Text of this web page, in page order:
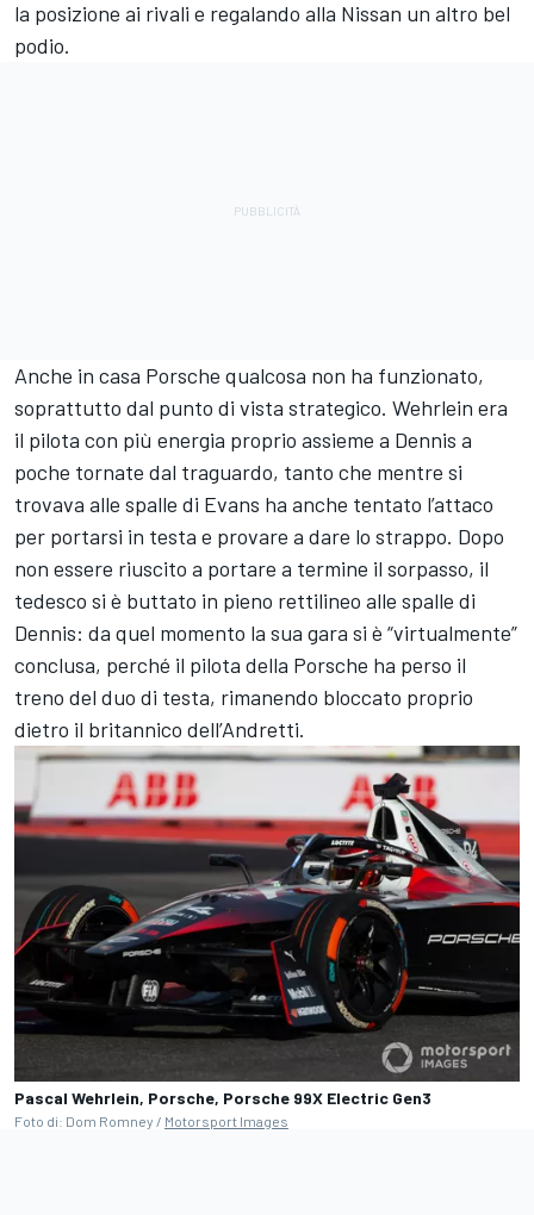
la posizione ai rivali e regalando alla Nissan un altro bel
podio.
Anche in casa Porsche qualcosa non ha funzionato,
soprattutto dal punto di vista strategico. Wehrlein era
il pilota con più energia proprio assieme a Dennis a
poche tornate dal traguardo, tanto che mentre si
trovava alle spalle di Evans ha anche tentato l’attaco
per portarsi in testa e provare a dare lo strappo. Dopo
non essere riuscito a portare a termine il sorpasso, il
tedesco si è buttato in pieno rettilineo alle spalle di
Dennis: da quel momento la sua gara si è “virtualmente”
conclusa, perché il pilota della Porsche ha perso il
treno del duo di testa, rimanendo bloccato proprio
dietro il britannico dell’Andretti.
Pascal Wehrlein, Porsche, Porsche 99X Electric Gen3
Foto di: Dom Romney / Motorsport Images